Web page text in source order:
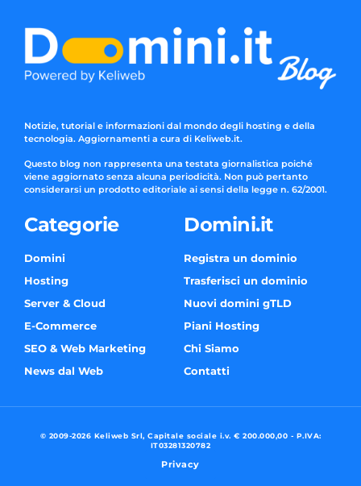
Notizie, tutorial e informazioni dal mondo degli hosting e della
tecnologia. Aggiornamenti a cura di Keliweb.it.
Questo blog non rappresenta una testata giornalistica poiché
viene aggiornato senza alcuna periodicità. Non può pertanto
considerarsi un prodotto editoriale ai sensi della legge n. 62/2001.
Categorie
Domini
Hosting
Server & Cloud
E-Commerce
SEO & Web Marketing
News dal Web
Domini.it
Registra un dominio
Trasferisci un dominio
Nuovi domini gTLD
Piani Hosting
Chi Siamo
Contatti
© 2009-2026 Keliweb Srl, Capitale sociale i.v. € 200.000,00 - P.IVA:
IT03281320782
Privacy